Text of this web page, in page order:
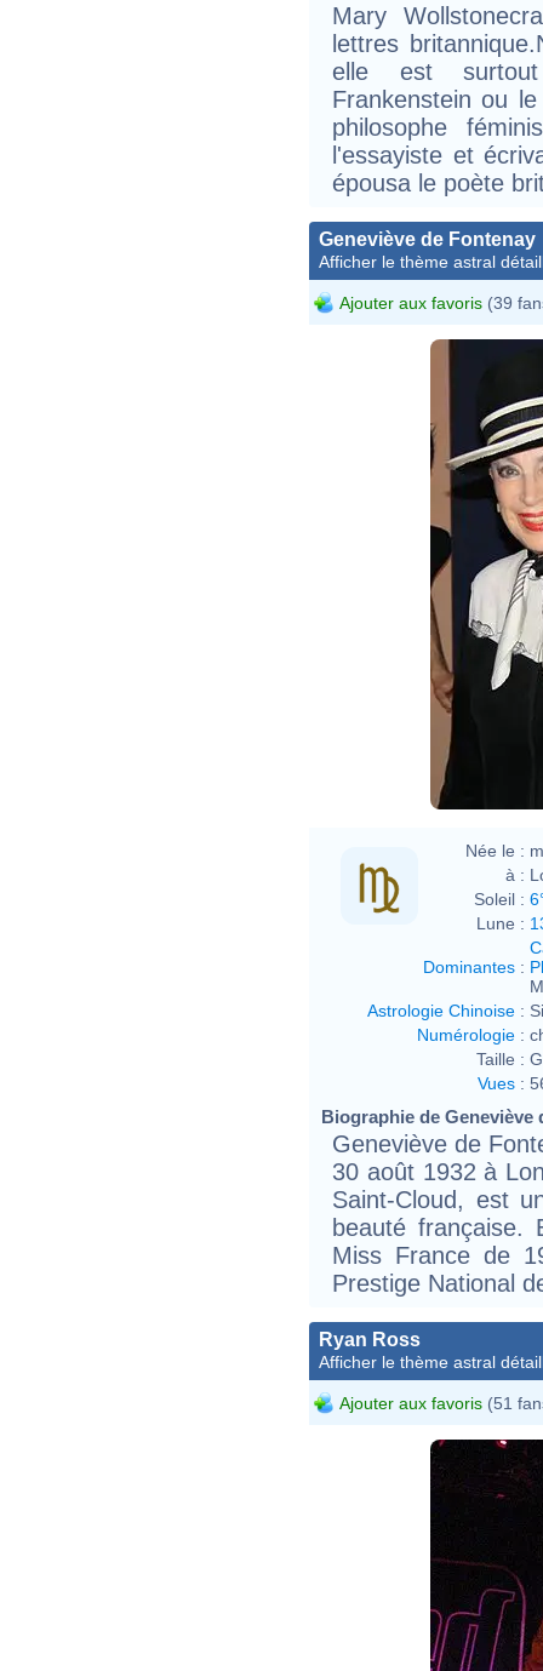
Mary
lettres
elle est
Frankenstein ou
philosophe
l'essayiste et
épousa le poète
Geneviève de Fontenay
Afficher le thème astral
Ajouter aux favoris (39
Née le :
à :
Soleil :
Lune :
Dominantes :
Astrologie Chinoise :
Numérologie :
Taille :
Vues :
Biographie de Geneviève
Geneviève de
30 août 1932 à
Saint-Cloud, est
beauté française.
Miss France de
Prestige National
Ryan Ross
Afficher le thème astral
Ajouter aux favoris (51